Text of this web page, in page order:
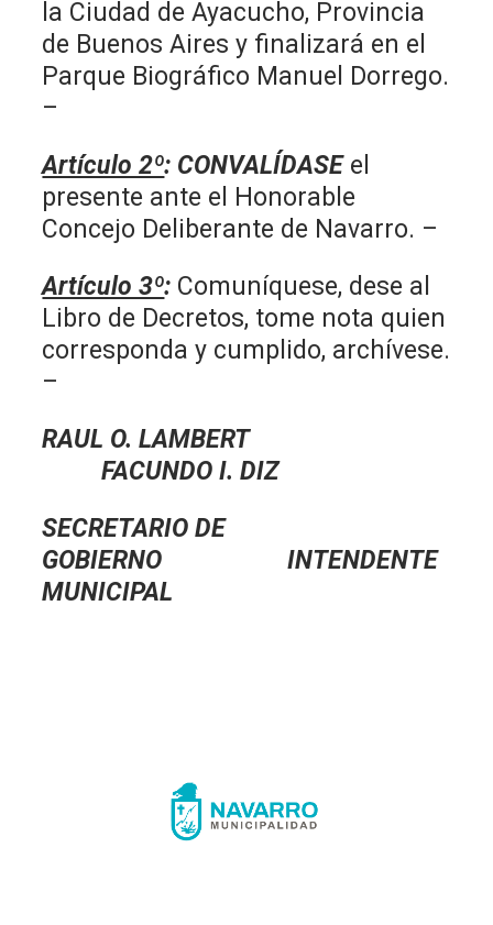
la Ciudad de Ayacucho, Provincia
de Buenos Aires y finalizará en el
Parque Biográfico Manuel Dorrego.
–
Artículo 2º: CONVALÍDASEel
presente ante el Honorable
Concejo Deliberante de Navarro. –
Artículo 3º: Comuníquese, dese al
Libro de Decretos, tome nota quien
corresponda y cumplido, archívese.
–
RAUL O. LAMBERT
FACUNDO I. DIZ
SECRETARIO DE
GOBIERNO INTENDENTE
MUNICIPAL